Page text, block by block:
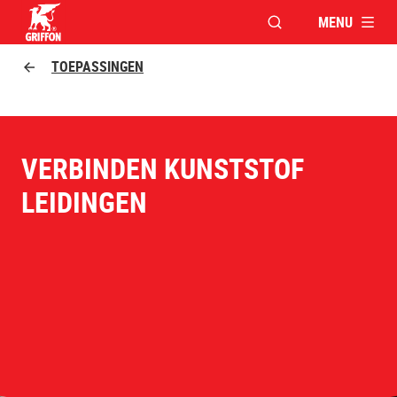
VENSTER OPENEN
MENU
TOEPASSINGEN
VERBINDEN KUNSTSTOF
LEIDINGEN